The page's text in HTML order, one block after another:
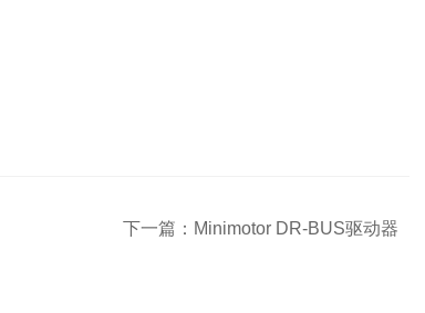
下一篇： Minimotor DR-BUS驱动器